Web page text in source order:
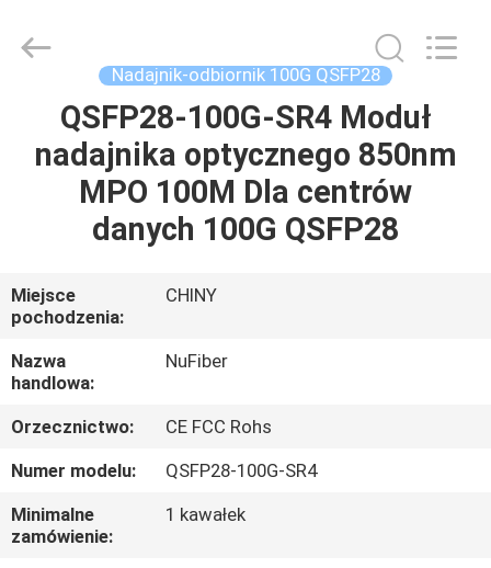
DOM
PRODUKTY
NAS
WYCIECZKA
PO
FABRYCE
KONTROLA
JAKOŚCI
Technology
Co.,Ltd.
Nadajnik-odbiornik 100G QSFP28
QSFP28-100G-SR4 Moduł
nadajnika optycznego 850nm
MPO 100M Dla centrów
danych 100G QSFP28
Miejsce
pochodzenia:
CHINY
Nazwa
handlowa:
NuFiber
Orzecznictwo:
CE FCC Rohs
Numer modelu:
QSFP28-100G-SR4
Minimalne
zamówienie:
1 kawałek